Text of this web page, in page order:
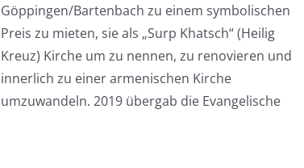
Göppingen/Bartenbach zu einem symbolischen
Preis zu mieten, sie als „Surp Khatsch“ (Heilig
Kreuz) Kirche um zu nennen, zu renovieren und
innerlich zu einer armenischen Kirche
umzuwandeln. 2019 übergab die Evangelische